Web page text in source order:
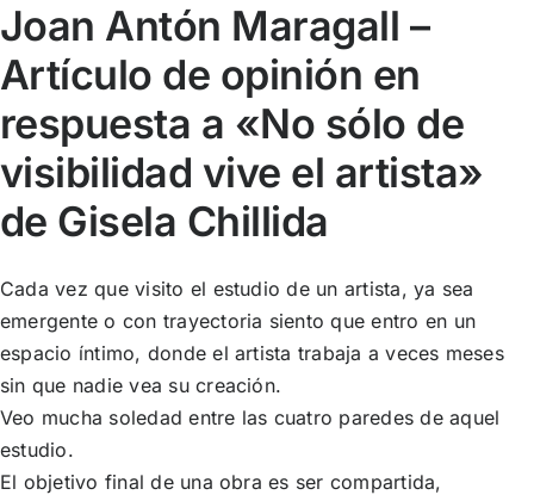
Joan Antón Maragall –
Artículo de opinión en
respuesta a «No sólo de
visibilidad vive el artista»
de Gisela Chillida
Cada vez que visito el estudio de un artista, ya sea
emergente o con trayectoria siento que entro en un
espacio íntimo, donde el artista trabaja a veces meses
sin que nadie vea su creación.
Veo mucha soledad entre las cuatro paredes de aquel
estudio.
El objetivo final de una obra es ser compartida,